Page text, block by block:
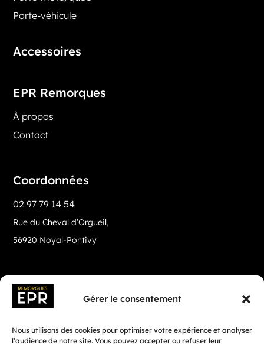
Gérer le consentement
Nous utilisons des cookies pour optimiser votre expérience et analyser
l’audience de notre site. Vous pouvez accepter ou refuser leur
Porte-véhicule
Accessoires
EPR Remorques
À propos
Contact
Coordonnées
02 97 79 14 54
Rue du Cheval d’Orgueil,
56920 Noyal-Pontivy